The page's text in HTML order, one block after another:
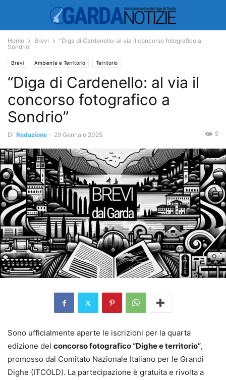
Home Brevi
“Diga di Cardenello: al via il concorso fotografico a
Sondrio”
Brevi Ambiente e Territorio Territorio
“Diga di Cardenello: al via il
concorso fotografico a
Sondrio”
Di Redazione - 29 Gennaio 2025 5
Sono ufficialmente aperte le iscrizioni per la quarta
edizione del concorso fotografico “Dighe e territorio”,
promosso dal Comitato Nazionale Italiano per le Grandi
Dighe (ITCOLD). La partecipazione è gratuita e rivolta a